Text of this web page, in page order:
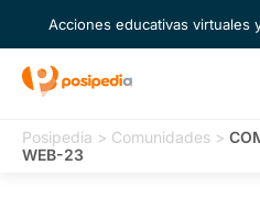
Acciones educativas virtuales
Posipedia > Comunidades >
WEB-23